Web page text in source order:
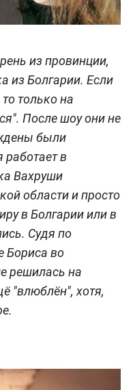
из провинции,
из Болгарии. Если
только на
После шоу они не
были
в
Вахруши
области и просто
в Болгарии или в
Судя по
Бориса во
решилась на
"влюблён", хотя,